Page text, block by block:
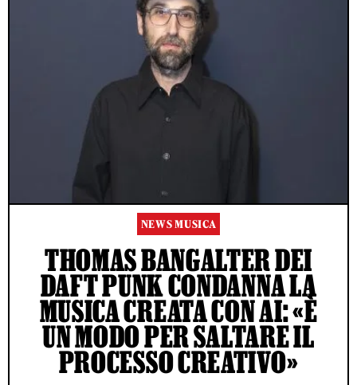
NEWS MUSICA
THOMAS BANGALTER DEI
DAFT PUNK CONDANNA LA
MUSICA CREATA CON AI: «È
UN MODO PER SALTARE IL
PROCESSO CREATIVO»